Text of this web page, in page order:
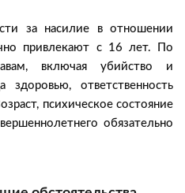
за насилие в отношении
привлекают с 16 лет. По
включая убийство и
здоровью, ответственность
психическое состояние
обязательно